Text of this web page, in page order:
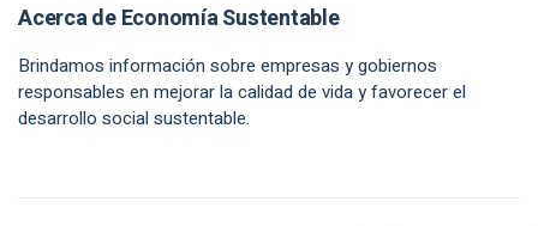
Acerca de Economía Sustentable
Brindamos información sobre empresas y gobiernos
responsables en mejorar la calidad de vida y favorecer el
desarrollo social sustentable.